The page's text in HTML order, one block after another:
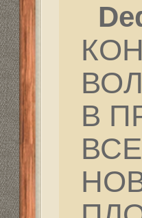
на
весь
глаза
лунке
0.5-